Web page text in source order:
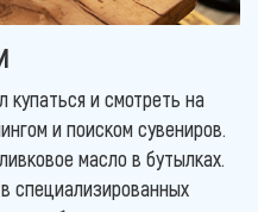
купаться и смотреть на
и поиском сувениров.
масло в бутылках.
специализированных